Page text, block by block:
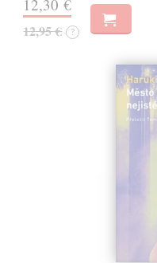
12,30 €
12,95 € ?